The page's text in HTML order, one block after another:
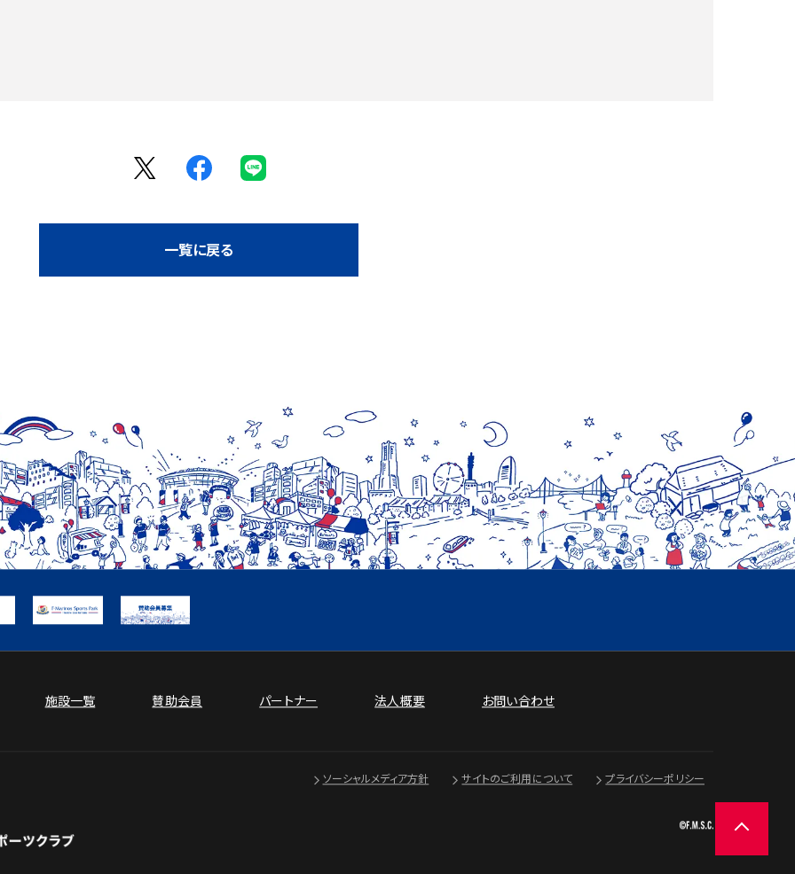
一覧に戻る
施設一覧 賛助会員 パートナー 法人概要 お問い合わせ
ソーシャルメディア方針 サイトのご利用について プライバシーポリシー